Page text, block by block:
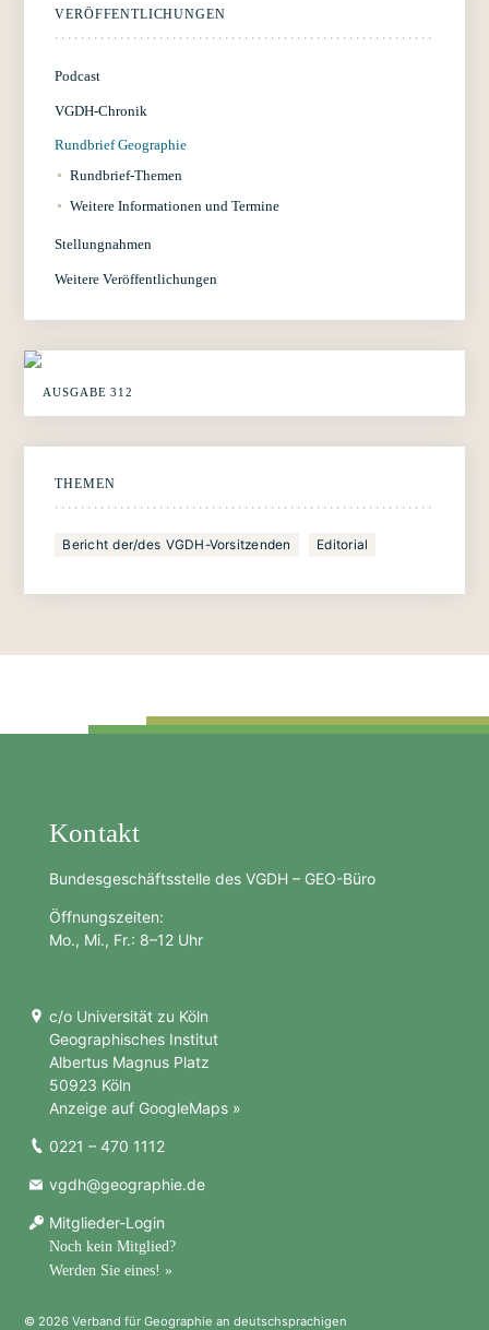
VERÖFFENTLICHUNGEN
Podcast
VGDH-Chronik
Rundbrief Geographie
Rundbrief-Themen
Weitere Informationen und Termine
Stellungnahmen
Weitere Veröffentlichungen
AUSGABE 312
THEMEN
Bericht der/des VGDH-Vorsitzenden Editorial
Kontakt
Bundesgeschäftsstelle des VGDH – GEO-Büro
Öffnungszeiten:
Mo., Mi., Fr.: 8–12 Uhr
c/o Universität zu Köln
Geographisches Institut
Albertus Magnus Platz
50923 Köln
Anzeige auf GoogleMaps »
0221 – 470 1112
vgdh@geographie.de
Mitglieder-Login
Noch kein Mitglied?
Werden Sie eines! »
© 2026 Verband für Geographie an deutschsprachigen